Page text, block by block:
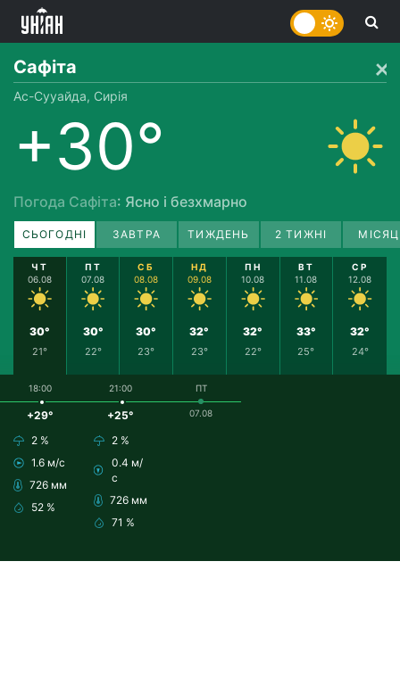
Сафіта
Ас-Сууайда, Сирія
+30°
Погода Сафіта: Ясно і безхмарно
СЬОГОДНІ ЗАВТРА ТИЖДЕНЬ 2 ТИЖНІ
ЧТ
06.08
30°
21°
ПТ
07.08
30°
22°
СБ
08.08
30°
23°
НД
09.08
32°
23°
ПН
10.08
32°
22°
ВТ
11.08
33°
25°
СР
12.08
32°
24°
18:00
+29°
2 %
1.6 м/с
726 мм
52 %
21:00
+25°
2 %
0.4 м/
с
726 мм
71 %
ПТ
07.08